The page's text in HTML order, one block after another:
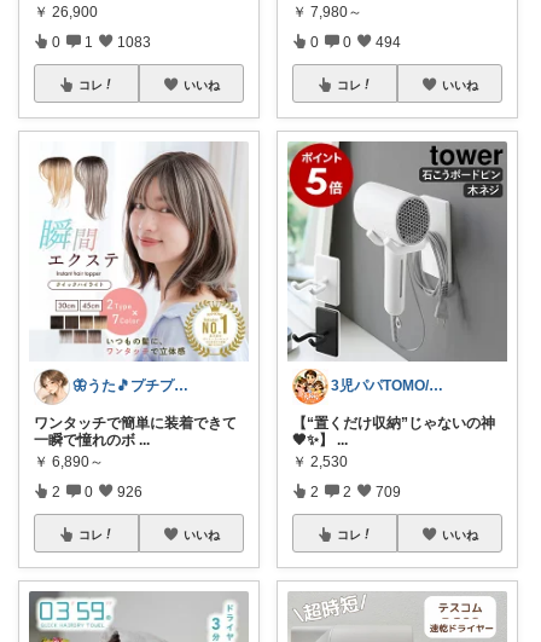
￥ 26,900
0 1 1083
コレ いいね
🦋うた🎵プチプラでも妥協したくない
ワンタッチで簡単に装着できて
一瞬で憧れのボ ...
￥ 6,890～
2 0 926
コレ いいね
￥ 7,980～
0 0 494
コレ いいね
3児パパTOMO/暮らしが整う
【“置くだけ収納”じゃないの神
🖤✨】 ...
￥ 2,530
2 2 709
コレ いいね